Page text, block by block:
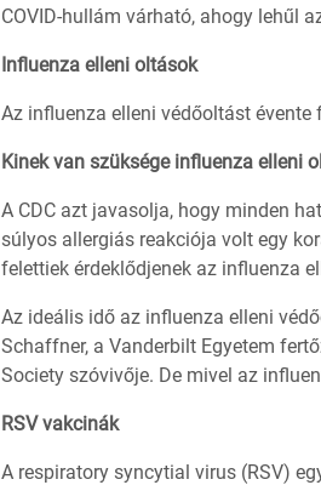
COVID-hullám várható, ahogy lehűl
Influenza elleni oltások
Az influenza elleni védőoltást
Kinek van szüksége influenza elleni
A CDC azt javasolja, hogy minden
súlyos allergiás reakciója volt egy
felettiek érdeklődjenek az influenza
Az ideális idő az influenza elleni
Schaffner, a Vanderbilt Egyetem
Society szóvivője. De mivel az
RSV vakcinák
A respiratory syncytial virus (RSV)